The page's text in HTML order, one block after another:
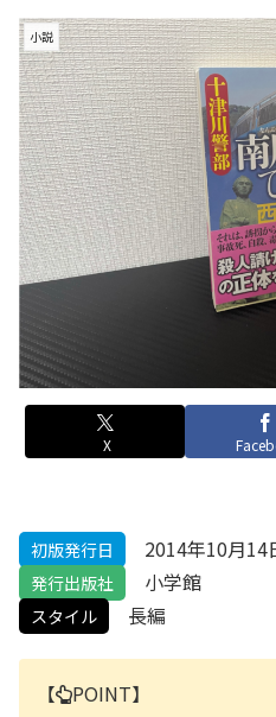
小説
X
初版発行日 2014年10月14
発行出版社 小学館
スタイル 長編
【
POINT】